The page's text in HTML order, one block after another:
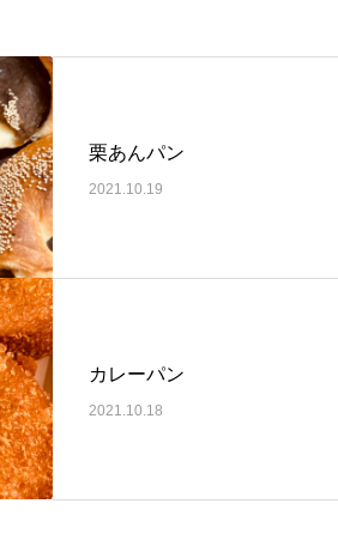
栗あんパン
2021.10.19
カレーパン
2021.10.18